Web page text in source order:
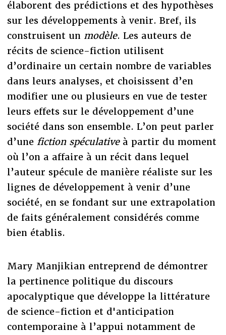
élaborent des prédictions et des hypothèses
sur les développements à venir. Bref, ils
construisent un modèle. Les auteurs de
récits de science-fiction utilisent
d’ordinaire un certain nombre de variables
dans leurs analyses, et choisissent d’en
modifier une ou plusieurs en vue de tester
leurs effets sur le développement d’une
société dans son ensemble. L’on peut parler
d’une fiction spéculativeà partir du moment
où l’on a affaire à un récit dans lequel
l’auteur spécule de manière réaliste sur les
lignes de développement à venir d’une
société, en se fondant sur une extrapolation
de faits généralement considérés comme
bien établis.
Mary Manjikian entreprend de démontrer
la pertinence politique du discours
apocalyptique que développe la littérature
de science-fiction et d'anticipation
contemporaine à l’appui notamment de